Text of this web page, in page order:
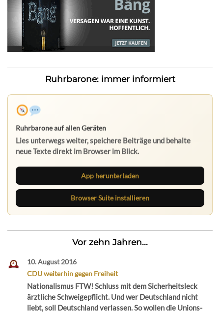
Ruhrbarone: immer informiert
App herunterladen
Browser Suite installieren
Vor zehn Jahren...
10. August 2016
CDU weiterhin gegen Freiheit
Nationalismus FTW! Schluss mit dem Sicherheitsleck
ärztliche Schweigepflicht. Und wer Deutschland nicht
liebt, soll Deutschland verlassen. So wollen die Unions-